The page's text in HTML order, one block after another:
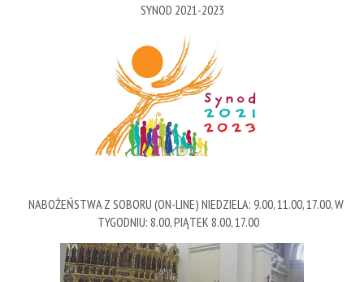
SYNOD 2021-2023
NABOŻEŃSTWA Z SOBORU (ON-LINE) NIEDZIELA: 9.00, 11.00, 17.00, W
TYGODNIU: 8.00, PIĄTEK 8.00, 17.00